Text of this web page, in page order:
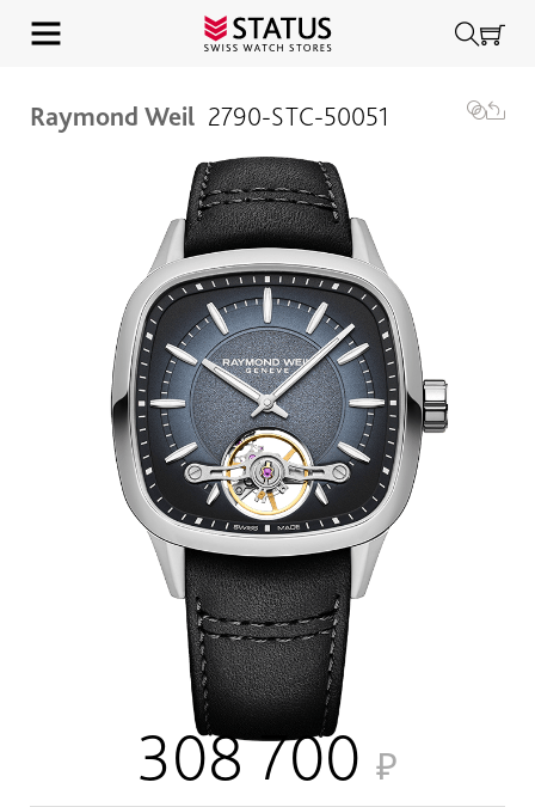
Raymond Weil 2790-STC-50051
308 700